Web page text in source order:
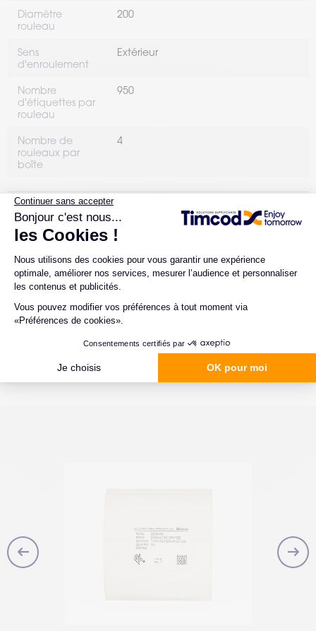
Diamètre
rouleau
200
Sens
d'enroulement
Extérieur
Nombre
d'étiquettes par
rouleau
950
Nombre de
rouleaux par
boîte
4
RUBANS TRANSFERT COMPATIBLES
Ruban Cire-
ERGONOMIE